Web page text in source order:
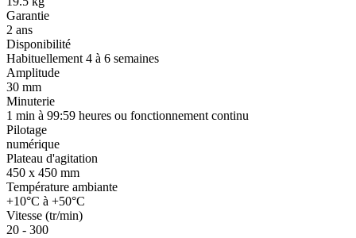
Garantie
2 ans
Disponibilité
Habituellement 4 à 6 semaines
Amplitude
30 mm
Minuterie
1 min à 99:59 heures ou fonctionnement continu
Pilotage
numérique
Plateau d'agitation
450 x 450 mm
Température ambiante
+10°C à +50°C
Vitesse (tr/min)
20 - 300